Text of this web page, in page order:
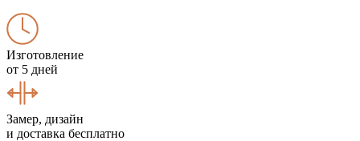
Изготовление
от 5 дней
Замер, дизайн
и доставка бесплатно